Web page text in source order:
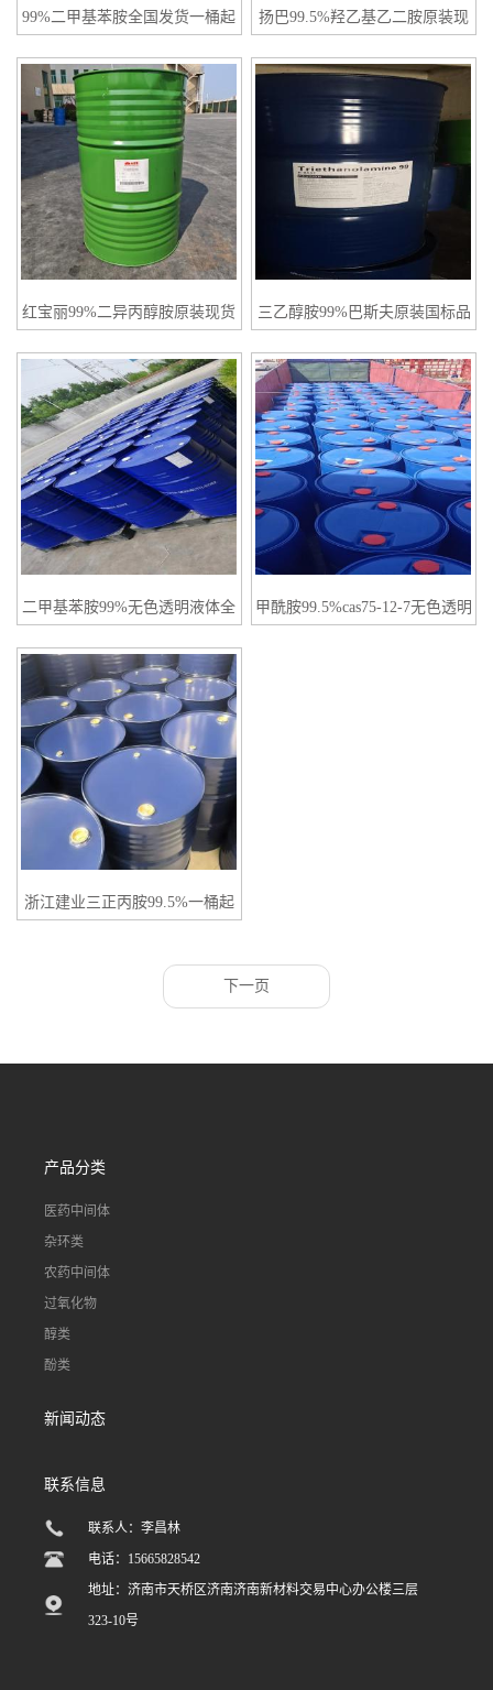
99%二甲基苯胺全国发货一桶起
扬巴99.5%羟乙基乙二胺原装现
红宝丽99%二异丙醇胺原装现货
三乙醇胺99%巴斯夫原装国标品
二甲基苯胺99%无色透明液体全
甲酰胺99.5%cas75-12-7无色透明
浙江建业三正丙胺99.5%一桶起
下一页
产品分类
医药中间体
杂环类
农药中间体
过氧化物
醇类
酚类
新闻动态
联系信息
联系人：李昌林
电话：15665828542
地址：济南市天桥区济南济南新材料交易中心办公楼三层
323-10号